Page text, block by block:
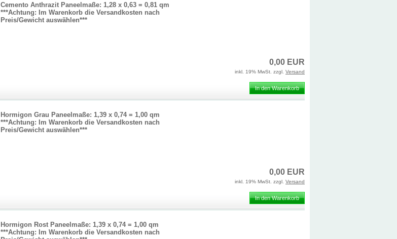
Cemento Anthrazit Paneelmaße: 1,28 x 0,63 = 0,81 qm
***Achtung: Im Warenkorb die Versandkosten nach
Preis/Gewicht auswählen***
0,00 EUR
inkl. 19% MwSt. zzgl. Versand
In den Warenkorb
Hormigon Grau Paneelmaße: 1,39 x 0,74 = 1,00 qm
***Achtung: Im Warenkorb die Versandkosten nach
Preis/Gewicht auswählen***
0,00 EUR
inkl. 19% MwSt. zzgl. Versand
In den Warenkorb
Hormigon Rost Paneelmaße: 1,39 x 0,74 = 1,00 qm
***Achtung: Im Warenkorb die Versandkosten nach